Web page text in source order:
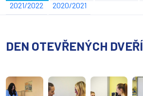
2021/2022
2020/2021
DEN OTEVŘENÝCH DVEŘÍ